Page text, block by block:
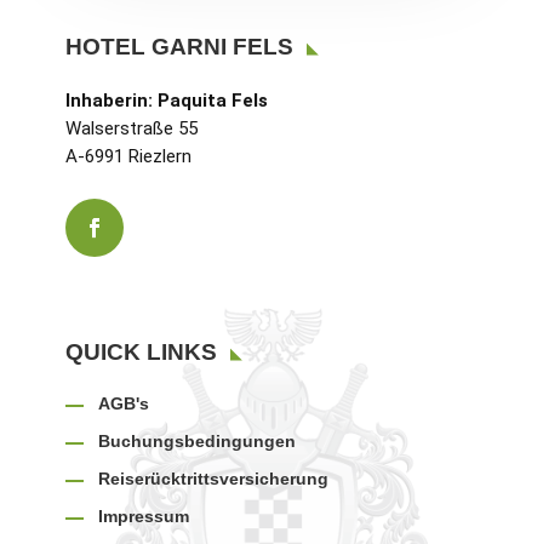
HOTEL GARNI FELS
Inhaberin: Paquita Fels
Walserstraße 55
A-6991 Riezlern
QUICK LINKS
AGB's
Buchungsbedingungen
Reiserücktrittsversicherung
Impressum